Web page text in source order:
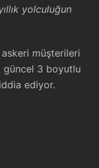
yolculuğun
müşterileri
güncel 3 boyutlu
ediyor.